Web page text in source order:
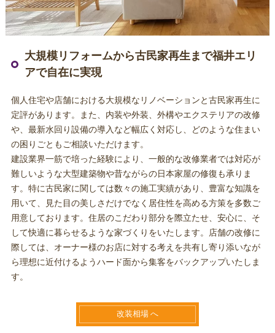
大規模リフォームから古民家再生まで福井エリ
アで自在に実現
個人住宅や店舗における大規模なリノベーションと古民家再生に
定評があります。また、内装や外装、外構やエクステリアの改修
や、最新水回り設備の導入など幅広く対応し、どのような住まい
の困りごともご相談いただけます。
建設業界一筋で培った経験により、一般的な改修業者では対応が
難しいような大型建築物や昔ながらの日本家屋の修復も承りま
す。特に古民家に関しては数々の施工実績があり、豊富な知識を
用いて、見た目の美しさだけでなく居住性を高める方策を多数ご
用意しております。住居のこだわり部分を際立たせ、安心に、そ
して快適に暮らせるような家づくりをいたします。店舗の改修に
際しては、オーナー様のお店に対する考えを共有し寄り添いなが
ら理想に近付けるようハード面から集客をバックアップいたしま
す。
改装相場 へ